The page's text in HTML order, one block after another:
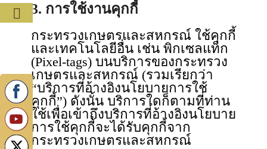
3. การใช้งานคุกกี้
กระทรวงเกษตรและสหกรณ์ ใช้คุกกี้
และเทคโนโลยีอื่น เช่น พิกเซลแท็ก
(Pixel-tags) บนบริการของกระทรวง
เกษตรและสหกรณ์ (รวมเรียกว่า
“บริการที่อ้างอิงนโยบายการใช้
คุกกี้”) ดังนั้น บริการใดก็ตามที่ท่าน
ใช้เพื่อเข้าถึงบริการที่อ้างอิงนโยบาย
การใช้คุกกี้จะได้รับคุกกี้จาก
กระทรวงเกษตรและสหกรณ์